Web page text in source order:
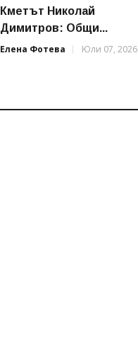
Кметът Николай
Димитров: Общи...
Елена Фотева
Юли 07, 2026